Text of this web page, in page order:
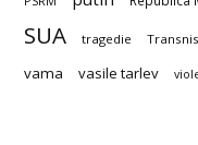
SUA tragedie
vama vasile tarlev